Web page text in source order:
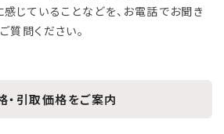
じていることなどを、お電話でお聞き
質問ください。
・引取価格をご案内